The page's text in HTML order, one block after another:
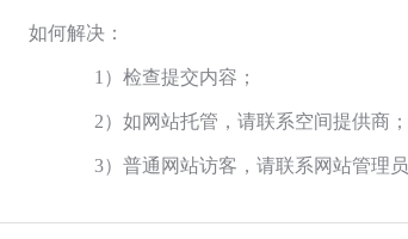
如何解决：
1）检查提交内容；
2）如网站托管，请联系空间提供商；
3）普通网站访客，请联系网站管理员